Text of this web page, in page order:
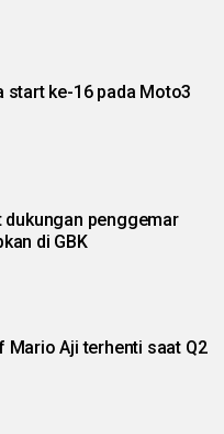
start ke-16 pada Moto3
dukungan penggemar
di GBK
Aji terhenti saat Q2